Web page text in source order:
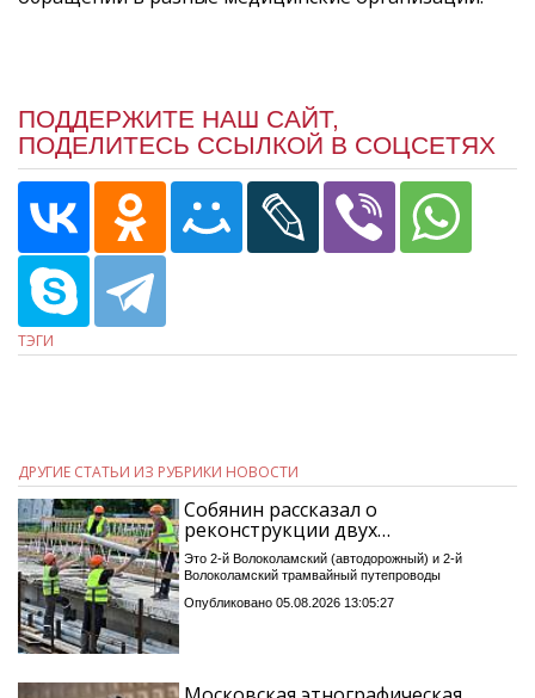
ПОДДЕРЖИТЕ НАШ САЙТ,
ПОДЕЛИТЕСЬ ССЫЛКОЙ В СОЦСЕТЯХ
ТЭГИ
ДРУГИЕ СТАТЬИ ИЗ РУБРИКИ НОВОСТИ
Собянин рассказал о
реконструкции двух…
Это 2-й Волоколамский (автодорожный) и 2-й
Волоколамский трамвайный путепроводы
Опубликовано 05.08.2026 13:05:27